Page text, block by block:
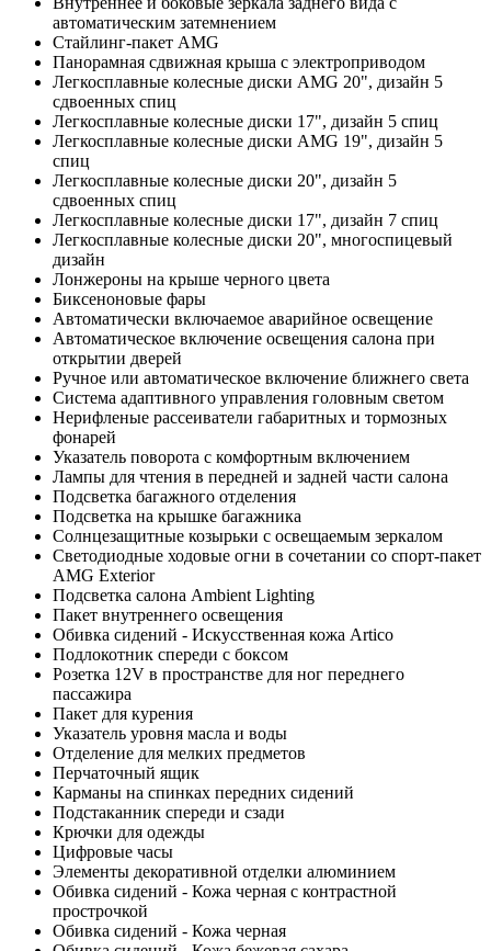
автоматическим затемнением
Стайлинг-пакет AMG
Панорамная сдвижная крыша с электроприводом
Легкосплавные колесные диски AMG 20", дизайн 5
сдвоенных спиц
Легкосплавные колесные диски 17", дизайн 5 спиц
Легкосплавные колесные диски AMG 19", дизайн 5
спиц
Легкосплавные колесные диски 20", дизайн 5
сдвоенных спиц
Легкосплавные колесные диски 17", дизайн 7 спиц
Легкосплавные колесные диски 20", многоспицевый
дизайн
Лонжероны на крыше черного цвета
Биксеноновые фары
Автоматически включаемое аварийное освещение
Автоматическое включение освещения салона при
открытии дверей
Ручное или автоматическое включение ближнего света
Система адаптивного управления головным светом
Нерифленые рассеиватели габаритных и тормозных
фонарей
Указатель поворота с комфортным включением
Лампы для чтения в передней и задней части салона
Подсветка багажного отделения
Подсветка на крышке багажника
Солнцезащитные козырьки с освещаемым зеркалом
Светодиодные ходовые огни в сочетании со cпорт-пакет
AMG Exterior
Подсветка салона Ambient Lighting
Пакет внутреннего освещения
Обивка сидений - Искусственная кожа Artico
Подлокотник спереди с боксом
Розетка 12V в пространстве для ног переднего
пассажира
Пакет для курения
Указатель уровня масла и воды
Отделение для мелких предметов
Перчаточный ящик
Карманы на спинках передних сидений
Подстаканник спереди и сзади
Крючки для одежды
Цифровые часы
Элементы декоративной отделки алюминием
Обивка сидений - Кожа черная с контрастной
прострочкой
Обивка сидений - Кожа черная